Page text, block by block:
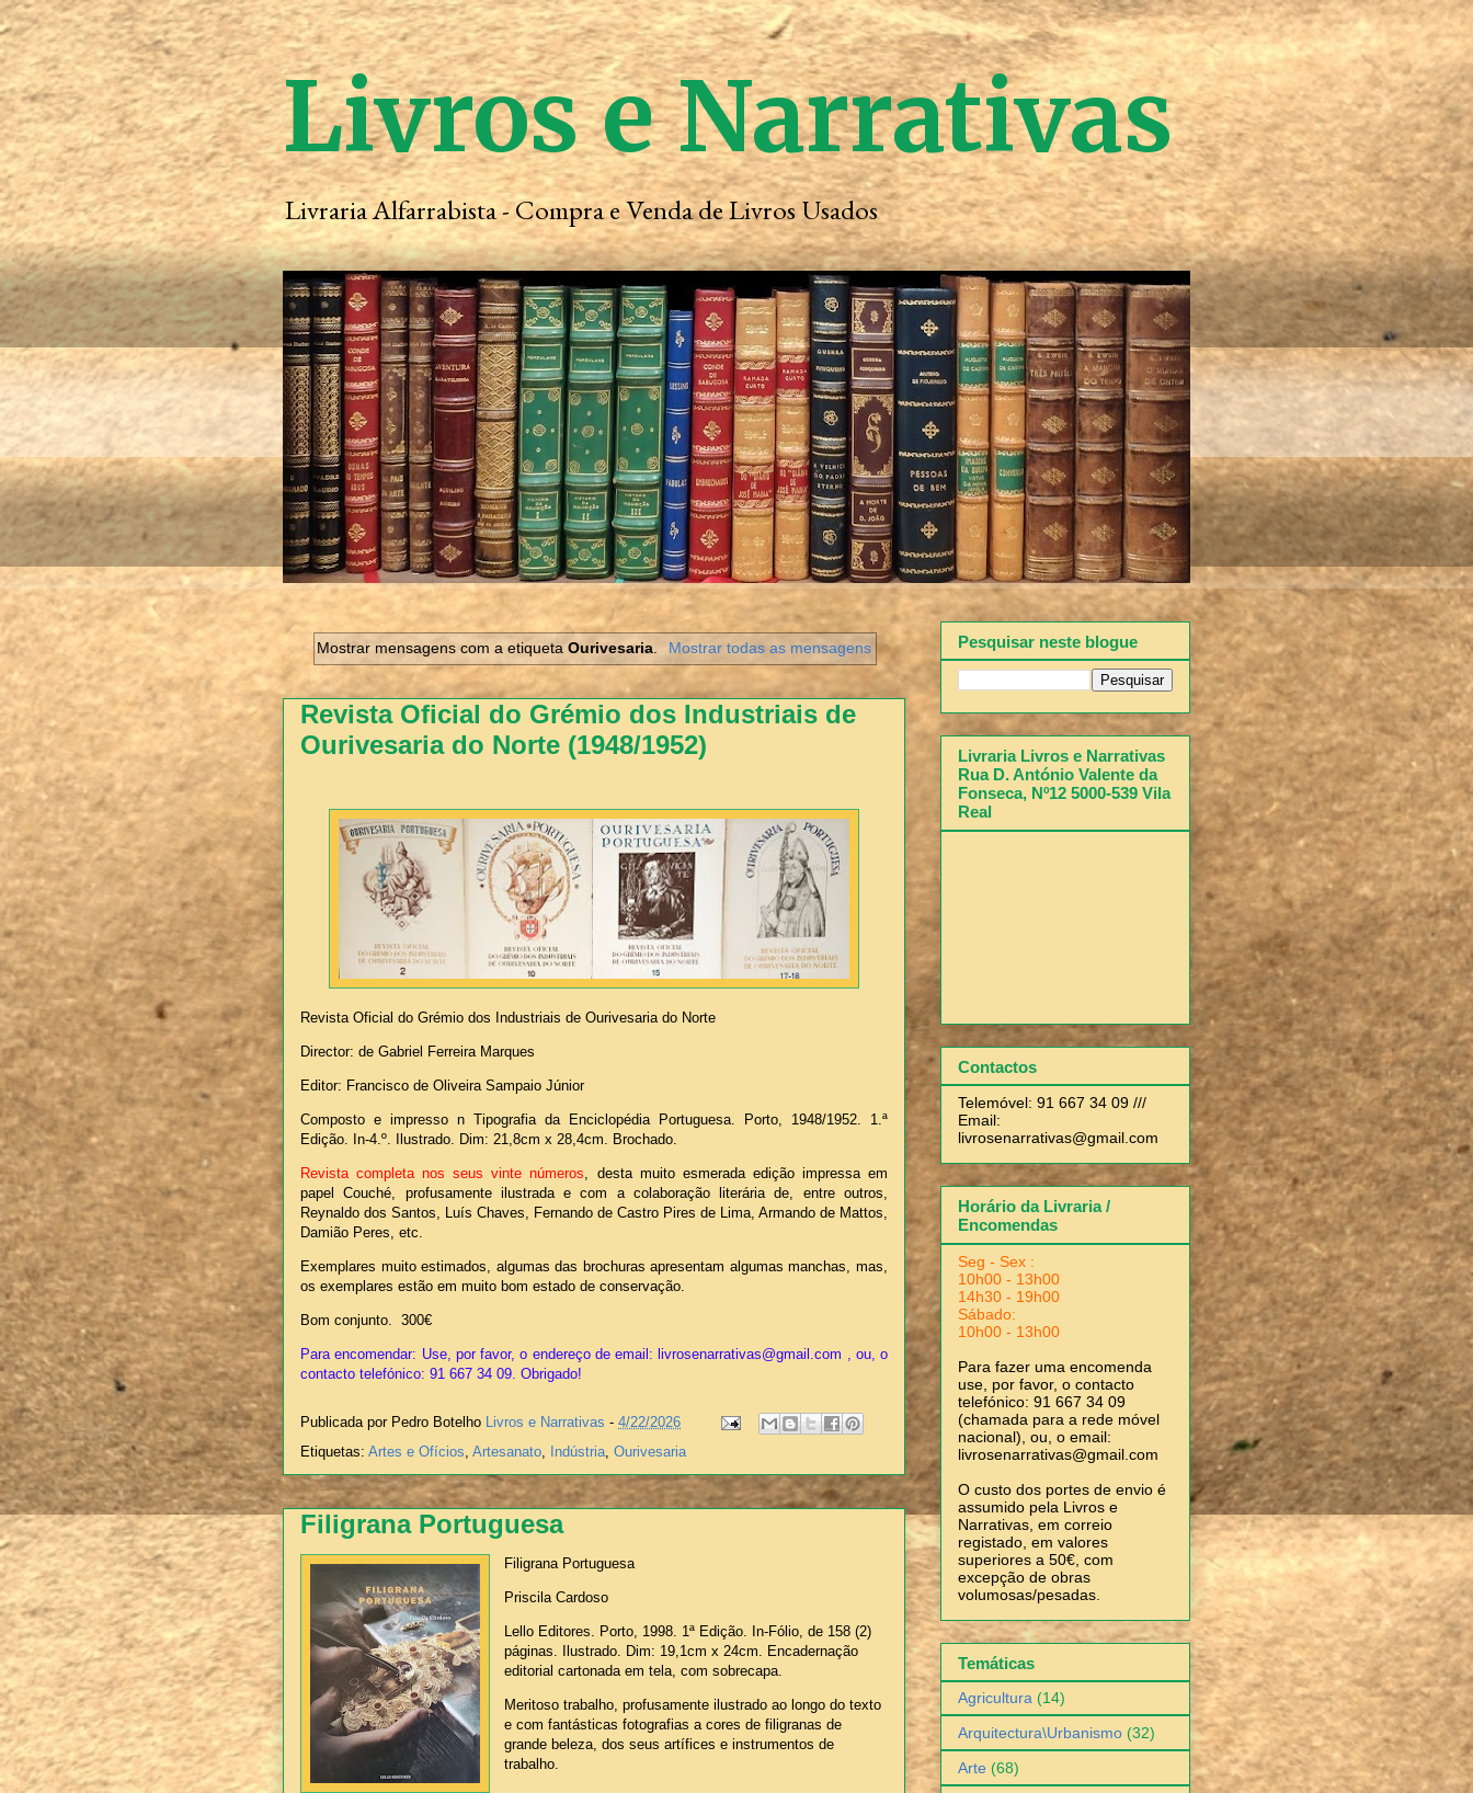
Livros e Narrativas
Livraria Alfarrabista - Compra e Venda de Livros Usados
Mostrar mensagens com a etiquetaOurivesaria Mostrar todas as mensagens
Revista Oficial do Grémio dos Industriais de
Ourivesaria do Norte (1948/1952)
Revista Oficial do Grémio dos Industriais de Ourivesaria do Norte
Director: de Gabriel Ferreira Marques
Editor: Francisco de Oliveira Sampaio Júnior
Composto e impresso n Tipografia da Enciclopédia Portuguesa. Porto, 1948/1952. 1.ª
Edição. In-4.º. Ilustrado. Dim: 21,8cm x 28,4cm. Brochado.
Revista completa nos seus vinte números, desta muito esmerada edição impressa em
papel Couché, profusamente ilustrada e com a colaboração literária de, entre outros,
Reynaldo dos Santos, Luís Chaves, Fernando de Castro Pires de Lima, Armando de Mattos,
Damião Peres, etc.
Exemplares muito estimados, algumas das brochuras apresentam algumas manchas, mas,
os exemplares estão em muito bom estado de conservação.
Bom conjunto. 300€
Para encomendar: Use, por favor, o endereço de email: livrosenarrativas@gmail.com , ou, o
contacto telefónico: 91 667 34 09. Obrigado!
Publicada por Pedro Botelho Livros e Narrativas - 4/22/2026
Etiquetas: Artes e Ofícios, Artesanato, Indústria, Ourivesaria
Filigrana Portuguesa
Filigrana Portuguesa
Priscila Cardoso
Lello Editores. Porto, 1998. 1ª Edição. In-Fólio, de 158 (2)
páginas. Ilustrado. Dim: 19,1cm x 24cm. Encadernação
editorial cartonada em tela, com sobrecapa.
Meritoso trabalho, profusamente ilustrado ao longo do texto
e com fantásticas fotografias a cores de filigranas de
grande beleza, dos seus artífices e instrumentos de
trabalho.
Pesquisar neste blogue
Livraria Livros e Narrativas
Rua D. António Valente da
Fonseca, Nº12 5000-539 Vila
Real
Contactos
Telemóvel: 91 667 34 09 ///
Email:
livrosenarrativas@gmail.com
Horário da Livraria /
Encomendas
Seg - Sex :
10h00 - 13h00
14h30 - 19h00
Sábado:
10h00 - 13h00
Para fazer uma encomenda
use, por favor, o contacto
telefónico: 91 667 34 09
(chamada para a rede móvel
nacional), ou, o email:
livrosenarrativas@gmail.com
O custo dos portes de envio é
assumido pela Livros e
Narrativas, em correio
registado, em valores
superiores a 50€, com
excepção de obras
volumosas/pesadas.
Temáticas
Agricultura (14)
Arquitectura\Urbanismo (32)
Arte (68)